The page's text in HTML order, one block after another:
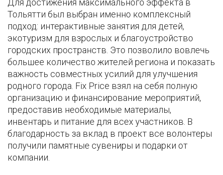
Для достижения максимального эффекта в
Тольятти был выбран именно комплексный
подход: интерактивные занятия для детей,
экотуризм для взрослых и благоустройство
городских пространств. Это позволило вовлечь
большее количество жителей региона и показать
важность совместных усилий для улучшения
родного города. Fix Price взял на себя полную
организацию и финансирование мероприятий,
предоставив необходимые материалы,
инвентарь и питание для всех участников. В
благодарность за вклад в проект все волонтеры
получили памятные сувениры и подарки от
компании.